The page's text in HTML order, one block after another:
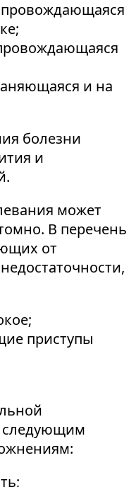
и на
болезни
и
может
В перечень
от
приступы
следующим